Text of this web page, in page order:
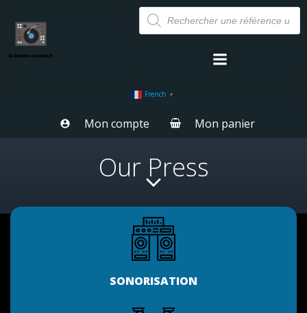
Aller
au
Recherche
de
produits
French ▼
Mon compte Mon panier
Our Press
SONORISATION